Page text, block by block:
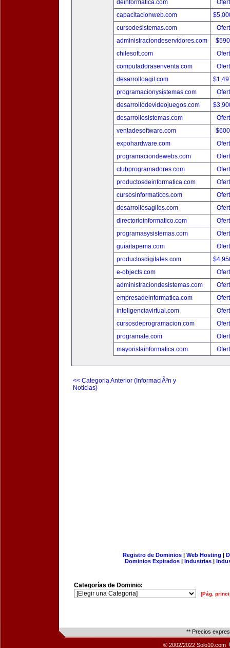
deinformatica.com
capacitacionweb.com
cursodesistemas.com
administraciondeservidores.com
chilesoft.com
computadorasenventa.com
desarrolloagil.com
programacionysistemas.com
desarrollodevideojuegos.com
desarrollosistemas.com
ventadesoftware.com
expohardware.com
programaciondewebs.com
clubprogramadores.com
productosdeinformatica.com
cursosinformaticos.com
desarrollosagiles.com
directorioinformatico.com
programasysistemas.com
guiaitapema.com
productosdigitales.com
e-objects.com
administraciondesistemas.com
empresadeinformatica.com
inteligenciavirtual.com
cursosdeprogramacion.com
programate.com
mayoristainformatica.com
<< Categoria Anterior (InformaciÃ³n y
Noticias)
Registro de Dominios| Web Hosting |
Dominios Expirados | Industrias |
Categorías de Dominio:
[Pág.
** Precios
© 2002/2022 Solo10.com